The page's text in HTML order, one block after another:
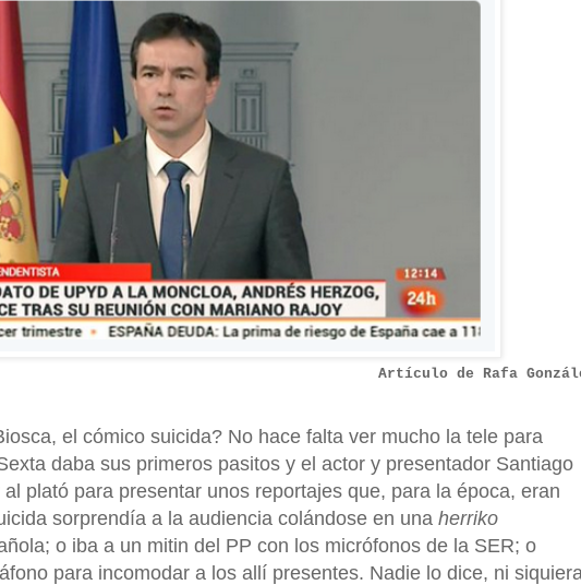
Artículo de Rafa
el cómico suicida? No hace falta ver mucho la tele para
daba sus primeros pasitos y el actor y presentador Santiago
plató para presentar unos reportajes que, para la época, eran
sorprendía a la audiencia colándose en una herriko
o iba a un mitin del PP con los micrófonos de la SER; o
para incomodar a los allí presentes. Nadie lo dice, ni siquiera